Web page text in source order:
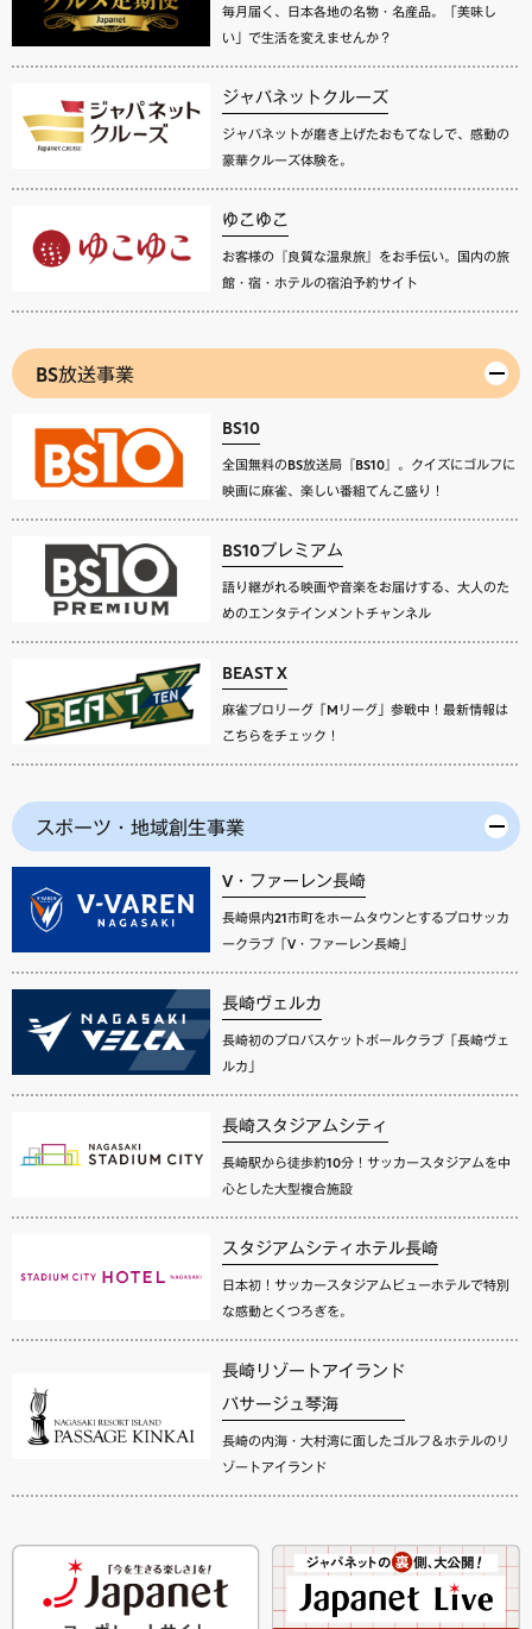
毎月届く、日本各地の名物・名産品。「美味し
い」で生活を変えませんか？
ジャパネットクルーズ
ジャパネットが磨き上げたおもてなしで、感動の
豪華クルーズ体験を。
ゆこゆこ
お客様の『良質な温泉旅』をお手伝い。国内の旅
館・宿・ホテルの宿泊予約サイト
BS放送事業
BS10
全国無料のBS放送局『BS10』。クイズにゴルフに
映画に麻雀、楽しい番組てんこ盛り！
BS10プレミアム
語り継がれる映画や音楽をお届けする、大人のた
めのエンタテインメントチャンネル
BEAST X
麻雀プロリーグ「Mリーグ」参戦中！最新情報は
こちらをチェック！
スポーツ・地域創生事業
V・ファーレン長崎
長崎県内21市町をホームタウンとするプロサッカ
ークラブ「V・ファーレン長崎」
長崎ヴェルカ
長崎初のプロバスケットボールクラブ「長崎ヴェ
ルカ」
長崎スタジアムシティ
長崎駅から徒歩約10分！サッカースタジアムを中
心とした大型複合施設
スタジアムシティホテル長崎
日本初！サッカースタジアムビューホテルで特別
な感動とくつろぎを。
長崎リゾートアイランド
パサージュ琴海
長崎の内海・大村湾に面したゴルフ＆ホテルのリ
ゾートアイランド